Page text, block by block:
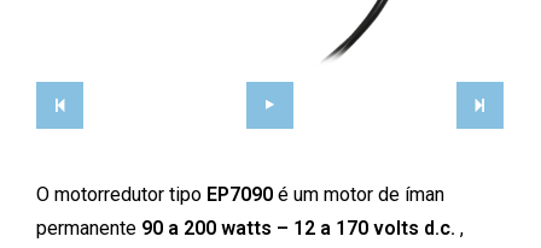
O motorredutor tipo EP7090 é um motor de íman
permanente 90 a 200 watts – 12 a 170 volts d.c. ,